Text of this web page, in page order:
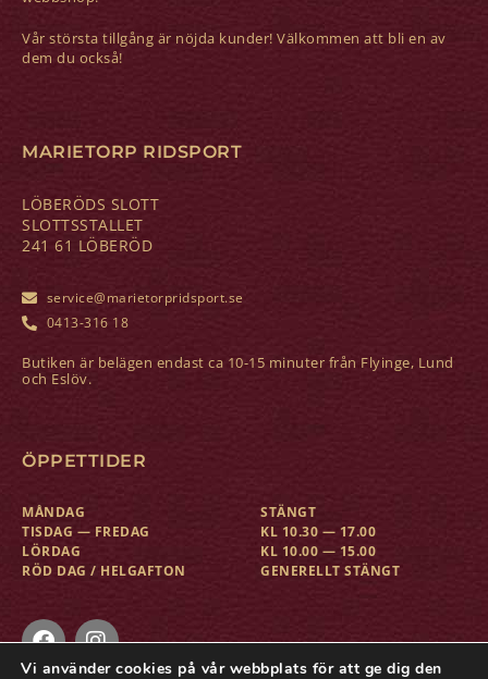
Vår största tillgång är nöjda kunder! Välkommen att bli en av
dem du också!
MARIETORP RIDSPORT
LÖBERÖDS SLOTT
SLOTTSSTALLET
241 61 LÖBERÖD
service@marietorpridsport.se
0413-316 18
Butiken är belägen endast ca 10-15 minuter från Flyinge, Lund
och Eslöv.
ÖPPETTIDER
MÅNDAG
TISDAG — FREDAG
LÖRDAG
RÖD DAG / HELGAFTON
STÄNGT
KL 10.30 — 17.00
KL 10.00 — 15.00
GENERELLT STÄNGT
Vi använder cookies på vår webbplats för att ge dig den